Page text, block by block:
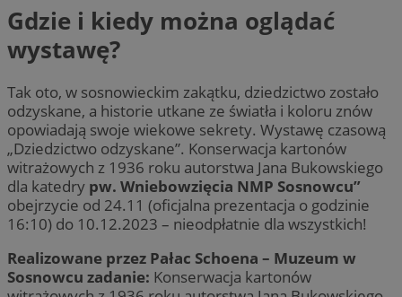
Gdzie i kiedy można oglądać
wystawę?
Tak oto, w sosnowieckim zakątku, dziedzictwo zostało
odzyskane, a historie utkane ze światła i koloru znów
opowiadają swoje wiekowe sekrety. Wystawę czasową
„Dziedzictwo odzyskane”. Konserwacja kartonów
witrażowych z 1936 roku autorstwa Jana Bukowskiego
dla katedry pw. Wniebowzięcia NMP Sosnowcu”
obejrzycie od 24.11 (oficjalna prezentacja o godzinie
16:10) do 10.12.2023 – nieodpłatnie dla wszystkich!
Realizowane przez Pałac Schoena – Muzeum w
Sosnowcu zadanie: Konserwacja kartonów